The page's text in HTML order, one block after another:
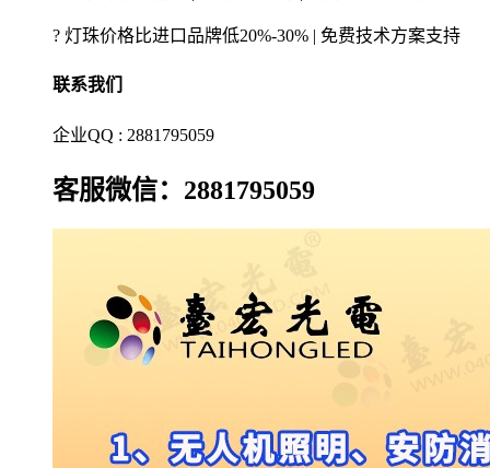
? 灯珠价格比进口品牌低20%-30% | 免费技术方案支持
联系我们
企业QQ : 2881795059
客服微信：2881795059